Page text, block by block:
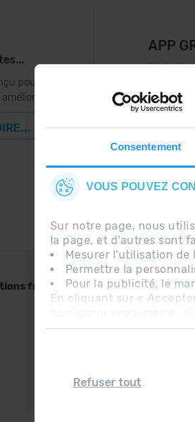
Consentement
VOUS POUVEZ
Sur notre page, nous
la page, et d'autres sont
Mesurer l'utilisation de
Permettre la
Pour la publicité, le
En cliquant sur «
Refuser tout
pour vous
APP
fréquentes Avis légal